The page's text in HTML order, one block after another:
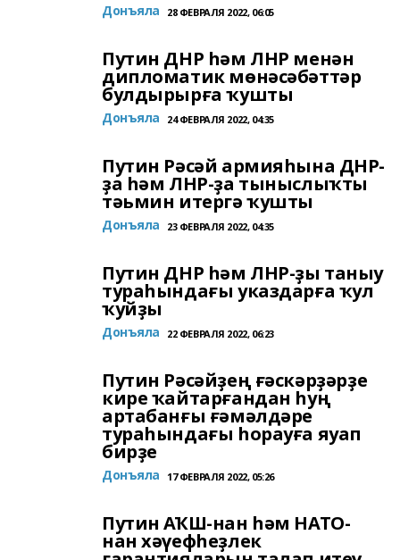
Донъяла 28 ФЕВРАЛЯ 2022, 06:05
Путин ДНР һәм ЛНР менән
дипломатик мөнәсәбәттәр
булдырырға ҡушты
Донъяла 24 ФЕВРАЛЯ 2022, 04:35
Путин Рәсәй армияһына ДНР-
ҙа һәм ЛНР-ҙа тыныслыҡты
тәьмин итергә ҡушты
Донъяла 23 ФЕВРАЛЯ 2022, 04:35
Путин ДНР һәм ЛНР-ҙы таныу
тураһындағы указдарға ҡул
ҡуйҙы
Донъяла 22 ФЕВРАЛЯ 2022, 06:23
Путин Рәсәйҙең ғәскәрҙәрҙе
кире ҡайтарғандан һуң
артабанғы ғәмәлдәре
тураһындағы һорауға яуап
бирҙе
Донъяла 17 ФЕВРАЛЯ 2022, 05:26
Путин АҠШ-нан һәм НАТО-
нан хәүефһеҙлек